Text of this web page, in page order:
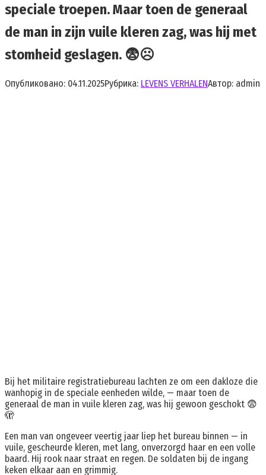
speciale troepen. Maar toen de generaal
de man in zijn vuile kleren zag, was hij met
stomheid geslagen. 😨☹️
Опубликовано: 04.11.2025Рубрика: LEVENS VERHALENАвтор: admin
Bij het militaire registratiebureau lachten ze om een dakloze die
wanhopig in de speciale eenheden wilde, — maar toen de
generaal de man in vuile kleren zag, was hij gewoon geschokt 😨
🫣
Een man van ongeveer veertig jaar liep het bureau binnen — in
vuile, gescheurde kleren, met lang, onverzorgd haar en een volle
baard. Hij rook naar straat en regen. De soldaten bij de ingang
keken elkaar aan en grimmig.